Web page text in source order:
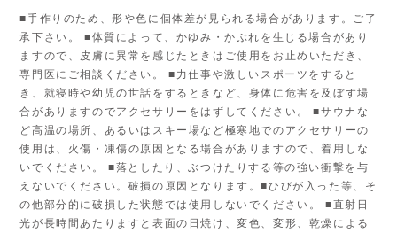
■手作りのため、形や色に個体差が見られる場合があります。ご了
承下さい。 ■体質によって、かゆみ・かぶれを生じる場合があり
ますので、皮膚に異常を感じたときはご使用をお止めいただき、
専門医にご相談ください。 ■力仕事や激しいスポーツをすると
き、就寝時や幼児の世話をするときなど、身体に危害を及ぼす場
合がありますのでアクセサリーをはずしてください。 ■サウナな
ど高温の場所、あるいはスキー場など極寒地でのアクセサリーの
使用は、火傷・凍傷の原因となる場合がありますので、着用しな
いでください。 ■落としたり、ぶつけたりする等の強い衝撃を与
えないでください。破損の原因となります。■ひびが入った等、そ
の他部分的に破損した状態では使用しないでください。 ■直射日
光が長時間あたりますと表面の日焼け、変色、変形、乾燥による